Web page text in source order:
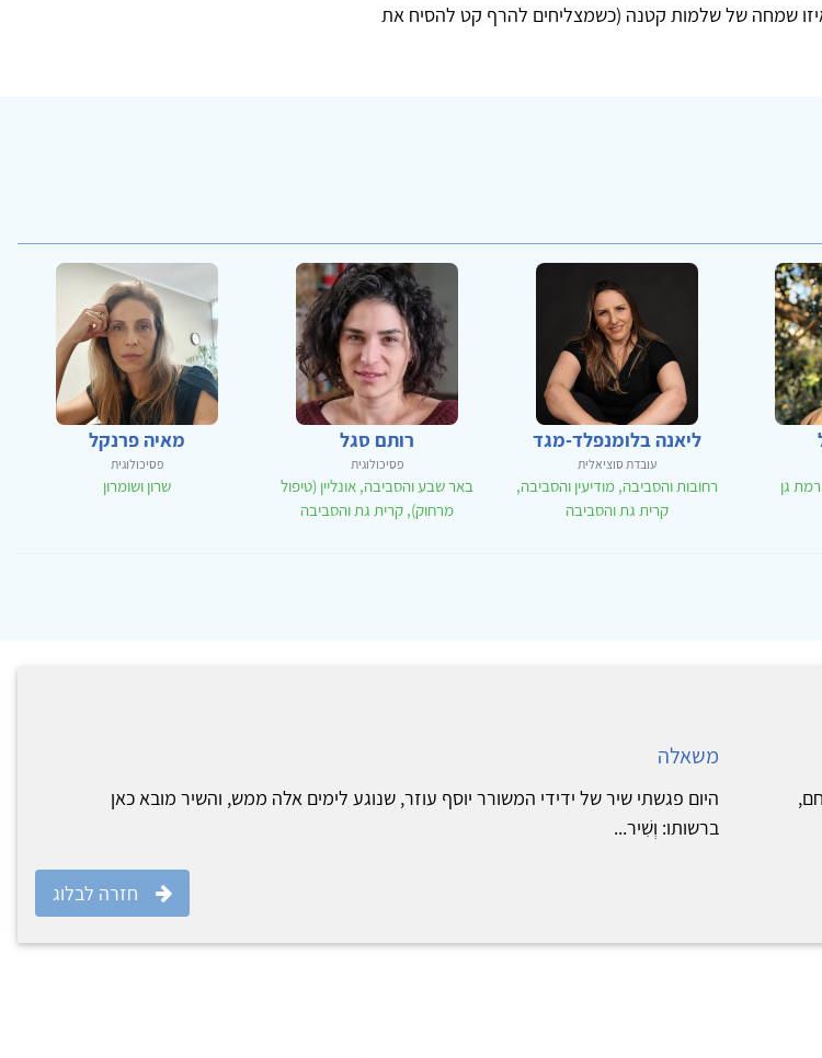
שמחה של שלמות קטנה (כשמצליחים להרף קט להסיח את
גן
ליאנה בלומנפלד-מגד
עובדת סוציאלית
רחובות והסביבה, מודיעין והסביבה,
קרית גת והסביבה
רותם סגל
פסיכולוגית
באר שבע והסביבה, אונליין (טיפול
מרחוק), קרית גת והסביבה
מאיה פרנקל
פסיכולוגית
שרון ושומרון
משאלה
היום פגשתי שיר של ידידי המשורר יוסף עוזר, שנוגע לימים אלה ממש, והשיר מובא כאן
ברשותו: וְשִׁיר...
חזרה לבלוג